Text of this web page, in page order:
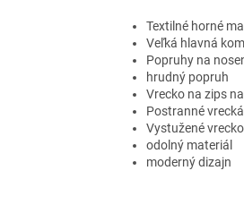
Textilné horné
Veľká hlavná
Popruhy na
hrudný popruh
Vrecko na zips
Postranné
Vystužené
odolný materiál
moderný dizajn